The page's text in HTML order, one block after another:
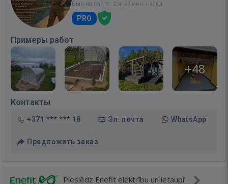
Был на сайте: 2 ч. 37 мин. назад
PRO
Примеры работ
+48
Контакты
+371 *** *** 18 Эл. почта WhatsApp
Предложить заказ
Pieslēdz Enefit elektrību un ietaupi!